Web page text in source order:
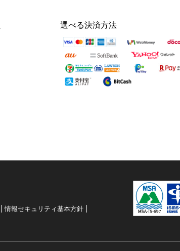
選べる決済方法
|情報セキュリティ基本方針 |